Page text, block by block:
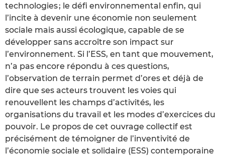
technologies ; le défi environnemental enfin, qui
l’incite à devenir une économie non seulement
sociale mais aussi écologique, capable de se
développer sans accroître son impact sur
l’environnement. Si l’ESS, en tant que mouvement,
n’a pas encore répondu à ces questions,
l’observation de terrain permet d’ores et déjà de
dire que ses acteurs trouvent les voies qui
renouvellent les champs d’activités, les
organisations du travail et les modes d’exercices du
pouvoir. Le propos de cet ouvrage collectif est
précisément de témoigner de l’inventivité de
l’économie sociale et solidaire (ESS) contemporaine